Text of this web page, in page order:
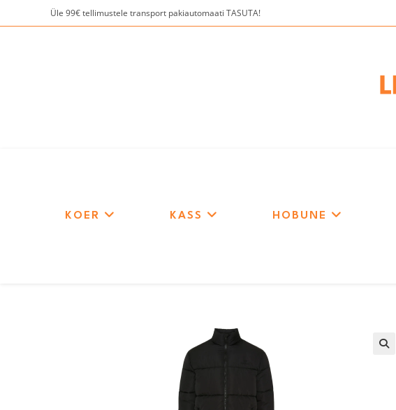
to
Üle 99€ tellimustele transport pakiautomaati TASUTA!
KOER KASS HOBUNE